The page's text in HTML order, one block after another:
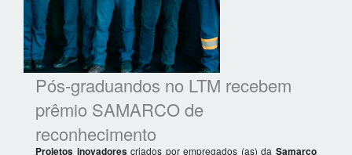
Pós-graduandos no LTM recebem
prêmio SAMARCO de
reconhecimento
Projetos inovadorescriados por empregados (as) daSamarco